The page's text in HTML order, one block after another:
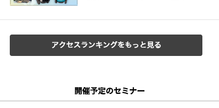
アクセスランキングをもっと見る
開催予定のセミナー